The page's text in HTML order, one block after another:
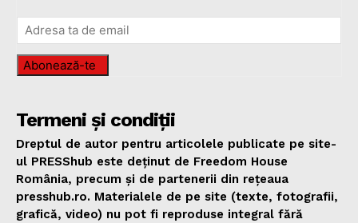
Abonează-te
Termeni și condiții
Dreptul de autor pentru articolele publicate pe site-
ul PRESShub este deținut de Freedom House
România, precum și de partenerii din rețeaua
presshub.ro. Materialele de pe site (texte, fotografii,
grafică, video) nu pot fi reproduse integral fără